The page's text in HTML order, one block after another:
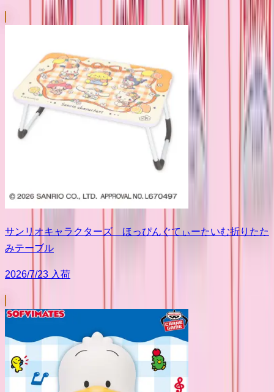
サンリオキャラクターズ ほっぴんぐてぃーたいむ折りたた
みテーブル
2026/7/23 入荷